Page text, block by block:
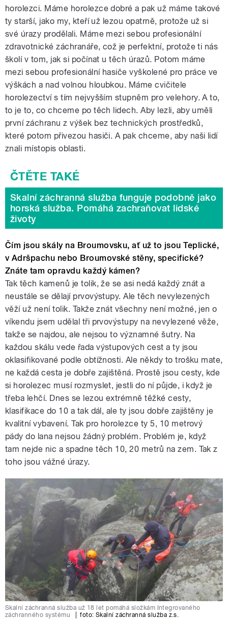
horolezci. Máme horolezce dobré a pak už máme takové
ty starší, jako my, kteří už lezou opatrně, protože už si
své úrazy prodělali. Máme mezi sebou profesionální
zdravotnické záchranáře, což je perfektní, protože ti nás
školí v tom, jak si počínat u těch úrazů. Potom máme
mezi sebou profesionální hasiče vyškolené pro práce ve
výškách a nad volnou hloubkou. Máme cvičitele
horolezectví s tím nejvyšším stupněm pro velehory. A to,
to je to, co chceme po těch lidech. Aby lezli, aby uměli
první záchranu z výšek bez technických prostředků,
které potom přivezou hasiči. A pak chceme, aby naši lidí
znali místopis oblasti.
Skalní záchranná služba funguje podobně jako
horská služba. Pomáhá zachraňovat lidské
životy
Čím jsou skály na Broumovsku, ať už to jsou Teplické,
v Adršpachu nebo Broumovské stěny, specifické?
Znáte tam opravdu každý kámen?
Tak těch kamenů je tolik, že se asi nedá každý znát a
neustále se dělají prvovýstupy. Ale těch nevylezených
věží už není tolik. Takže znát všechny není možné, jen o
víkendu jsem udělal tři prvovýstupy na nevylezené věže,
takže se najdou, ale nejsou to významné šutry. Na
každou skálu vede řada výstupových cest a ty jsou
oklasifikované podle obtížnosti. Ale někdy to trošku mate,
ne každá cesta je dobře zajištěná. Prostě jsou cesty, kde
si horolezec musí rozmyslet, jestli do ní půjde, i když je
třeba lehčí. Dnes se lezou extrémně těžké cesty,
klasifikace do 10 a tak dál, ale ty jsou dobře zajištěny je
kvalitní vybavení. Tak pro horolezce ty 5, 10 metrový
pády do lana nejsou žádný problém. Problém je, když
tam nejde nic a spadne těch 10, 20 metrů na zem. Tak z
toho jsou vážné úrazy.
Skalní záchranná služba už 18 let pomáhá složkám Integrovaného
záchranného systému
foto: Skalní záchranná služba z.s.